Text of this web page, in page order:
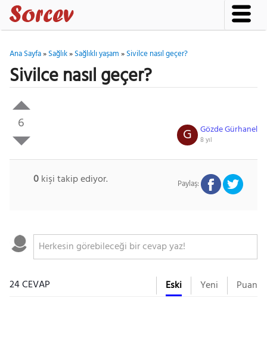
Ana Sayfa»Sağlık»Sağlıklı yaşam»Sivilce nasıl geçer?
Sivilce nasıl geçer?
6 Gözde Gürhanel
8 yıl
G
0kişi takip ediyor. Paylaş:
24 CEVAP Eski Yeni Puan